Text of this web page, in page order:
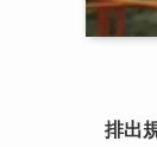
排出